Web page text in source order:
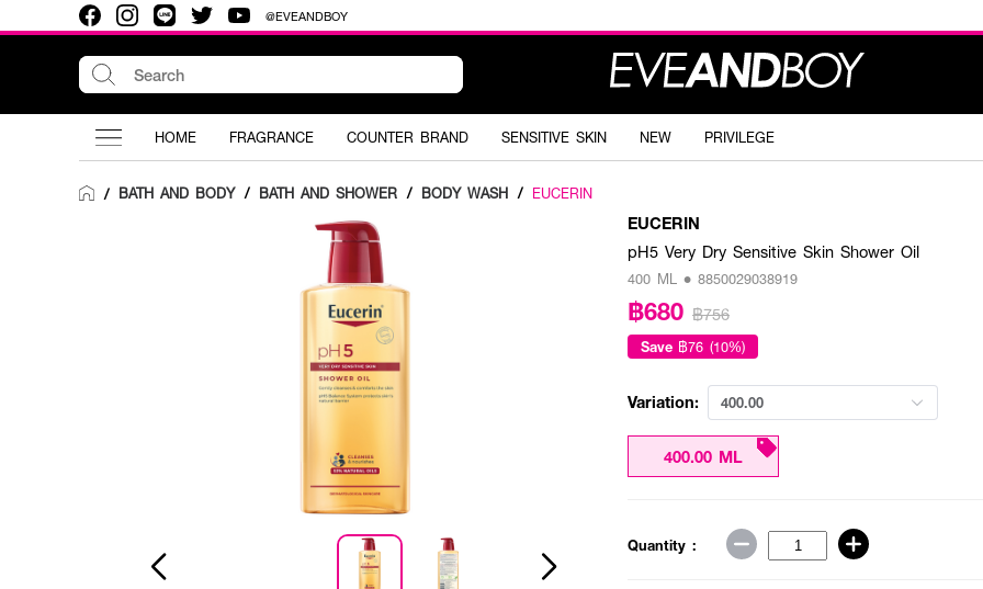
@EVEANDBOY
HOME FRAGRANCE COUNTER BRAND SENSITIVE SKIN NEW PRIVILEGE
/ BATH AND BODY / BATH AND SHOWER / BODY WASH / EUCERIN
EUCERIN
pH5 Very Dry Sensitive Skin Shower Oil
400 ML • 8850029038919
฿680 ฿756
Save ฿76 (10%)
Variation: 400.00
400.00 ML
Quantity :